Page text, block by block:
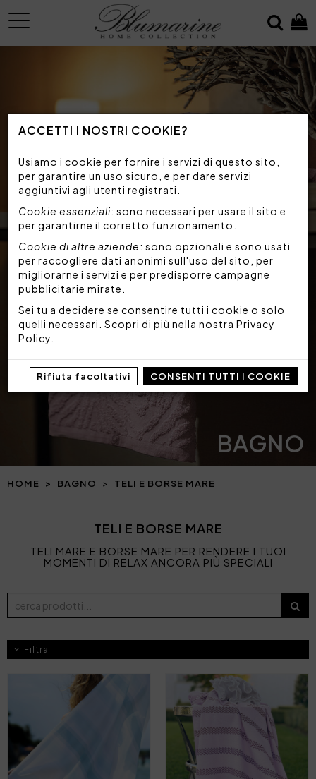
ACCETTI I NOSTRI COOKIE?
Usiamo i cookie per fornire i servizi di questo sito,
per garantire un uso sicuro, e per dare servizi
aggiuntivi agli utenti registrati.
Cookie essenziali: sono necessari per usare il sito e
per garantirne il corretto funzionamento.
Cookie di altre aziende: sono opzionali e sono usati
per raccogliere dati anonimi sull'uso del sito, per
migliorarne i servizi e per predisporre campagne
pubblicitarie mirate.
Sei tu a decidere se consentire tutti i cookie o solo
quelli necessari. Scopri di più nella nostra Privacy
Policy
Rifiuta facoltativi CONSENTI TUTTI I COOKIE
MENU
BAGNO
HOME BAGNO TELI E BORSE MARE
TELI E BORSE MARE
TELI MARE E BORSE MARE PER RENDERE I TUOI
MOMENTI DI RELAX ANCORA PIÙ SPECIALI
Filtra